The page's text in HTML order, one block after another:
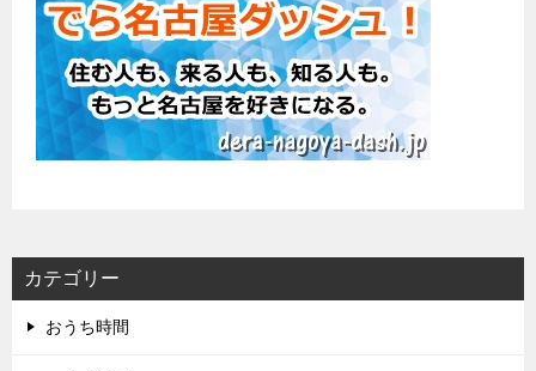
カテゴリー
おうち時間